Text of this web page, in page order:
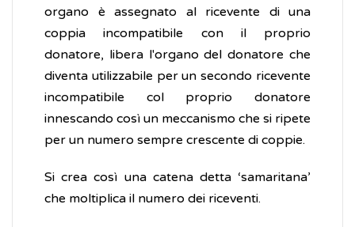
organo è assegnato al ricevente di una
coppia incompatibile con il proprio
donatore, libera l'organo del donatore che
diventa utilizzabile per un secondo ricevente
incompatibile col proprio donatore
innescando così un meccanismo che si ripete
per un numero sempre crescente di coppie.
Si crea così una catena detta ‘samaritana’
che moltiplica il numero dei riceventi.